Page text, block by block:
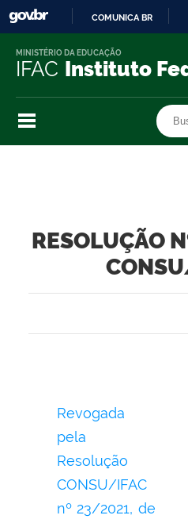
O
COMUNICA BR
IFAC Instituto
MINISTÉRIO DA EDUCAÇÃO
RESOLUÇÃO
Revogada
pela
Resolução
CONSU/IFAC
nº 23/2021, de